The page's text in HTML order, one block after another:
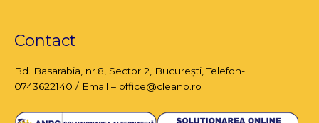
Contact
Bd. Basarabia, nr.8, Sector 2, București, Telefon-
0743622140 / Email – office@cleano.ro